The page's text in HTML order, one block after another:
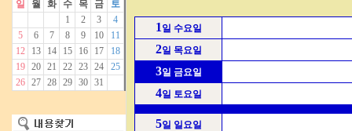
일
월 화 수 목 금
토
1
2 3
4
5
6 7 8 9 10
11
12
13 14 15 16 17
18
19
20 21 22 23 24
25
26
27 28 29 30 31
1일 수요일
2일 목요일
3일 금요일
4일 토요일
5일 일요일